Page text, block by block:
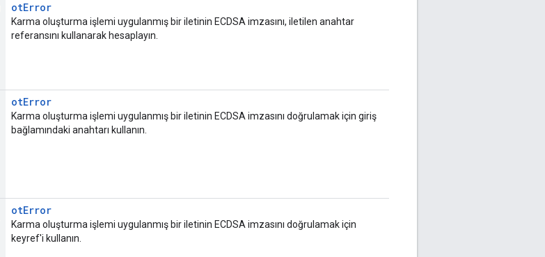
otError
Karma oluşturma işlemi uygulanmış bir iletinin ECDSA imzasını, iletilen anahtar
referansını kullanarak hesaplayın.
otError
Karma oluşturma işlemi uygulanmış bir iletinin ECDSA imzasını doğrulamak için giriş
bağlamındaki anahtarı kullanın.
otError
Karma oluşturma işlemi uygulanmış bir iletinin ECDSA imzasını doğrulamak için
keyref'i kullanın.